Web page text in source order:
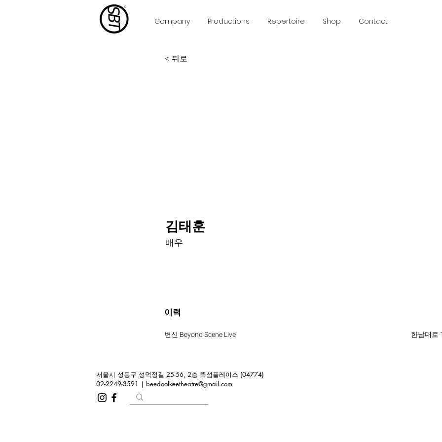
Company Productions Repertoire Shop Contact
< 뒤로
김태훈
배우
이력
변신 Beyond Scene Live 한남대로
서울시 성동구 성덕정길 25-56, 2층 뚝섬플레이스 (04774)
02-2249-3591 | beedoolkeetheatre@gmail.com